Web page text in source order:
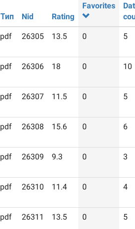
Тип Nid Rating
Favorites
pdf 26305 13.5 0 5
pdf 26306 18 0 10
pdf 26307 11.5 0 5
pdf 26308 15.6 0 6
pdf 26309 9.3 0 3
pdf 26310 11.4 0 4
pdf 26311 13.5 0 5